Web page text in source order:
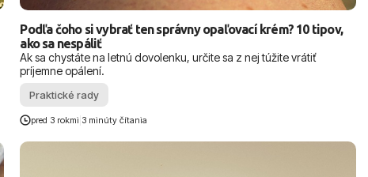
Podľa čoho si vybrať ten správny opaľovací krém? 10 tipov,
ako sa nespáliť
Ak sa chystáte na letnú dovolenku, určite sa z nej túžite vrátiť
príjemne opálení.
Praktické rady
pred 3 rokmi 3 minúty čítania